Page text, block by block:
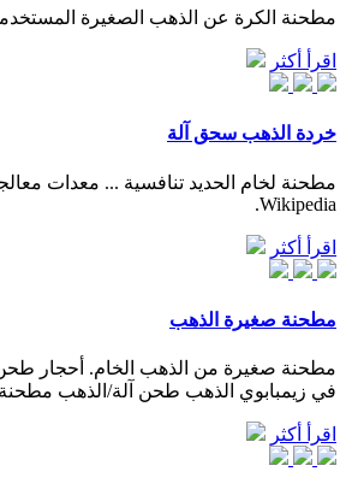
مطحنة الكرة عن الذهب الصغيرة
اقرأ أكثر
خردة الذهب سحق آلة
Wikipedia.
اقرأ أكثر
مطحنة صغيرة الذهب
في زيمبابوي الذهب طحن آلة/الذهب
اقرأ أكثر